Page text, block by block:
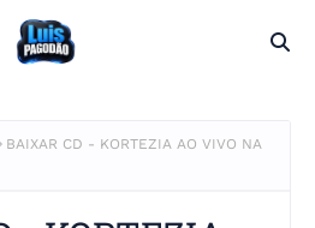
BAIXAR CD - KORTEZIA AO VIVO NA